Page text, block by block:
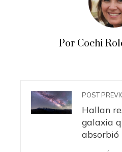
Por Cochi
POST
Hallan
galaxia
absorbió